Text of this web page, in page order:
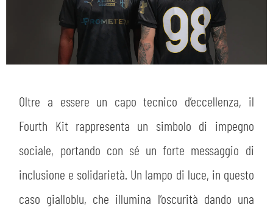
Oltre a essere un capo tecnico d’eccellenza, il
Fourth Kit rappresenta un simbolo di impegno
sociale, portando con sé un forte messaggio di
inclusione e solidarietà. Un lampo di luce, in questo
caso gialloblu, che illumina l’oscurità dando una